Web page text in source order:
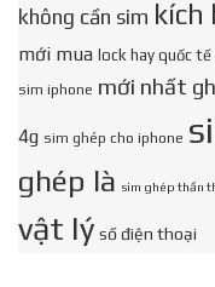
không cần sim kích
mới mua lock hay quốc tế
sim iphone mới nhất
4g sim ghép cho iphone
ghép là sim ghép thần
vật lý số điện thoại